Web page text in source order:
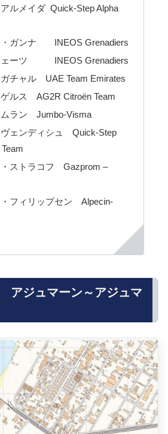
ルメイダ Quick-Step Alpha
・ガンナ INEOS Grenadiers
ェーツ INEOS Grenadiers
ガチャル UAE Team Emirates
ルス AG2R Citroën Team
ムラン Jumbo-Visma
ヴェンディシュ Quick-Step
・ストラコフ Gazprom –
・フィリップセン Alpecin-
ジュマーン～アジュマ